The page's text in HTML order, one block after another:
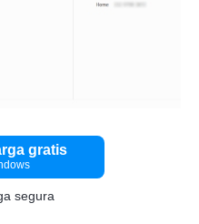
gratis
segura